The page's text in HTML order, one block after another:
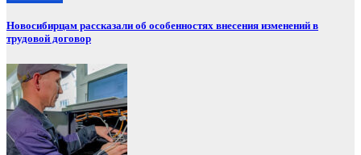
Новосибирцам рассказали об особенностях внесения изменений в
трудовой договор